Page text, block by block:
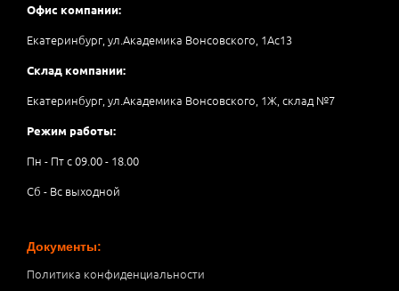
Офис компании:
Екатеринбург, ул.Академика Вонсовского, 1Аc13
Склад компании:
Екатеринбург, ул.Академика Вонсовского, 1Ж, склад №7
Режим работы:
Пн - Пт с 09.00 - 18.00
Сб - Вс выходной
Документы:
Политика конфиденциальности